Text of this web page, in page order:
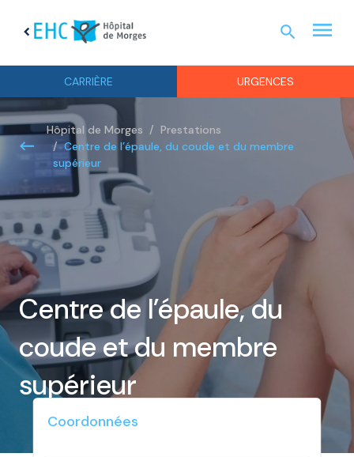
chevron_left
CARRIÈRE URGENCES
search menu
Hôpital de Morges
Prestations
Centre de l’épaule, du coude et du membre
supérieur
Centre de l’épaule, du
coude et du membre
supérieur
Coordonnées